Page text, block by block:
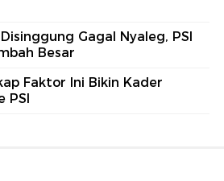
Gagal Nyaleg, PSI
Besar
Faktor Ini Bikin Kader
PSI